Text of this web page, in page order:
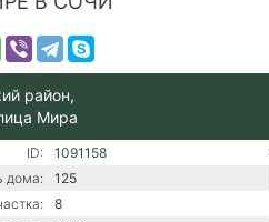
район,
Мира
ID:
1091158
дома:
125
8